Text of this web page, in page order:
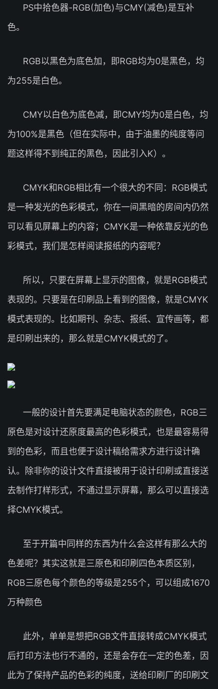
PS中拾色器-RGB(加色)与CMY(减色)是互补
色。
RGB以黑色为底色加，即RGB均为0是黑色，均
为255是白色。
CMY以白色为底色减，即CMY均为0是白色，均
为100%是黑色（但在实际中，由于油墨的纯度等问
题这样得不到纯正的黑色，因此引入K）。
CMYK和RGB相比有一个很大的不同：RGB模式
是一种发光的色彩模式，你在一间黑暗的房间内仍然
可以看见屏幕上的内容；CMYK是一种依靠反光的色
彩模式，我们是怎样阅读报纸的内容呢？
所以，只要在屏幕上显示的图像，就是RGB模式
表现的。只要是在印刷品上看到的图像，就是CMYK
模式表现的。比如期刊、杂志、报纸、宣传画等，都
是印刷出来的，那么就是CMYK模式的了。
一般的设计首先要满足电脑状态的颜色，RGB三
原色是对设计还原度最高的色彩模式，也是最容易得
到的色彩，而且也便于设计稿给需求方进行设计确
认。除非你的设计文件直接被用于设计印刷或直接送
去制作打样形式，不通过显示屏幕，那么可以直接选
择CMYK模式。
至于开篇中同样的东西为什么会这样有那么大的
色差呢？其实这就是三原色和印刷四色本质区别，
RGB三原色每个颜色的等级是255个，可以组成1670
万种颜色
此外，单单是想把RGB文件直接转成CMYK模式
后打印方法也行不通的，还是会存在一定的色差，因
此为了保持产品的色彩的纯度，送给印刷厂的印刷文